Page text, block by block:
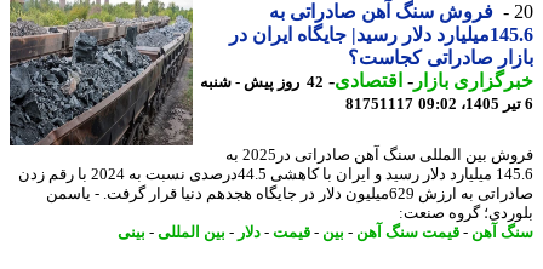
فروش سنگ آهن صادراتی به
145.6میلیارد دلار رسید| جایگاه ایران در
صادراتی کجاست؟
بازار- اقتصادی-
42 روز پیش - شنبه
81751117
فروش بین المللی سنگ آهن صادراتی در2025 به
145.6 میلیارد دلار رسید و ایران با کاهشی 44.5درصدی نسبت به 2024 با رقم زدن
صادراتی به ارزش 629میلیون دلار در جایگاه هجدهم دنیا قرار گرفت. - یاسمن
گروه صنعت:
آهن -قیمت سنگ آهن -بین-قیمت-دلار-بین المللی-بینی